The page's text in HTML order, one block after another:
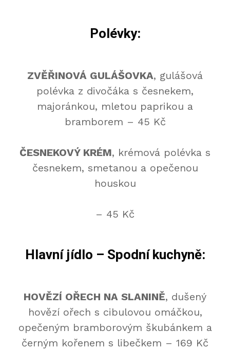
Polévky:
ZVĚŘINOVÁ GULÁŠOVKA, gulášová
polévka z divočáka s česnekem,
majoránkou, mletou paprikou a
bramborem – 45 Kč
ČESNEKOVÝ KRÉM, krémová polévka s
česnekem, smetanou a opečenou
houskou
– 45 Kč
Hlavní jídlo – Spodní kuchyně:
HOVĚZÍ OŘECH NA SLANINĚ, dušený
hovězí ořech s cibulovou omáčkou,
opečeným bramborovým škubánkem a
černým kořenem s libečkem – 169 Kč